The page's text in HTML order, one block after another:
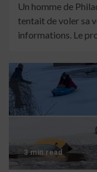
Un homme de
tentait de voler sa
informations. Le
3 min read